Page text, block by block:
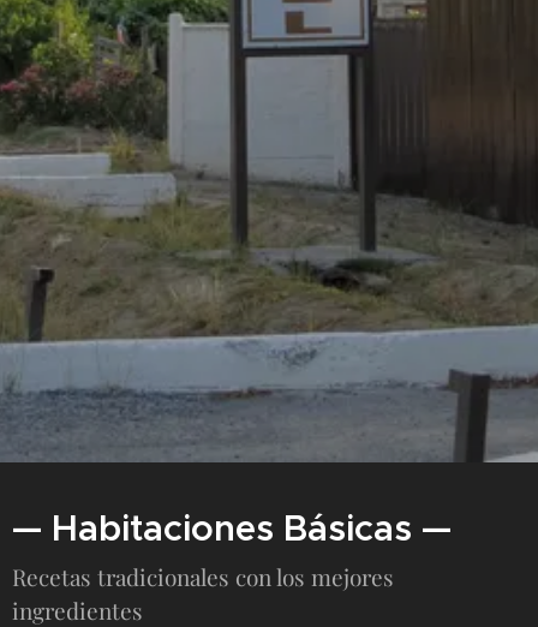
— Habitaciones Básicas —
Recetas tradicionales con los mejores
ingredientes